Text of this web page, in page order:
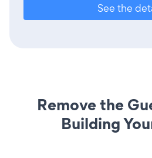
See the
Remove the
Building